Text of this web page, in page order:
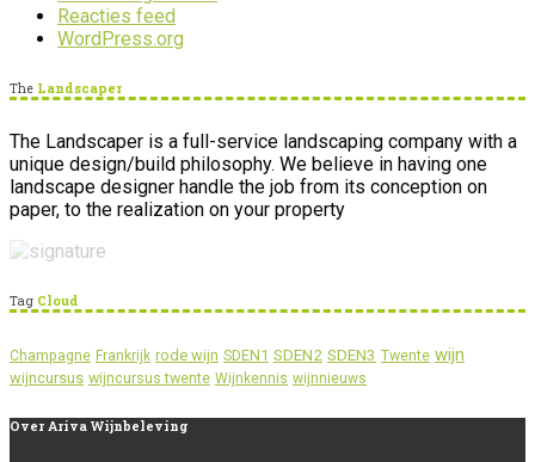
Reacties feed
WordPress.org
The Landscaper
The Landscaper is a full-service landscaping company with a
unique design/build philosophy. We believe in having one
landscape designer handle the job from its conception on
paper, to the realization on your property
Tag Cloud
Champagne Frankrijk rode wijn SDEN1 SDEN2 SDEN3 Twente wijn
wijncursus wijncursus twente Wijnkennis wijnnieuws
Over Ariva Wijnbeleving